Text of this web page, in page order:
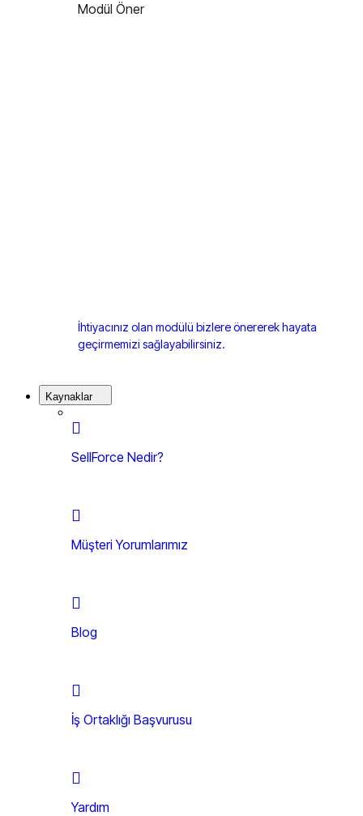
Modül Öner
İhtiyacınız olan modülü bizlere önererek hayata
geçirmemizi sağlayabilirsiniz.
Kaynaklar
SellForce Nedir?
Müşteri Yorumlarımız
Blog
İş Ortaklığı Başvurusu
Yardım